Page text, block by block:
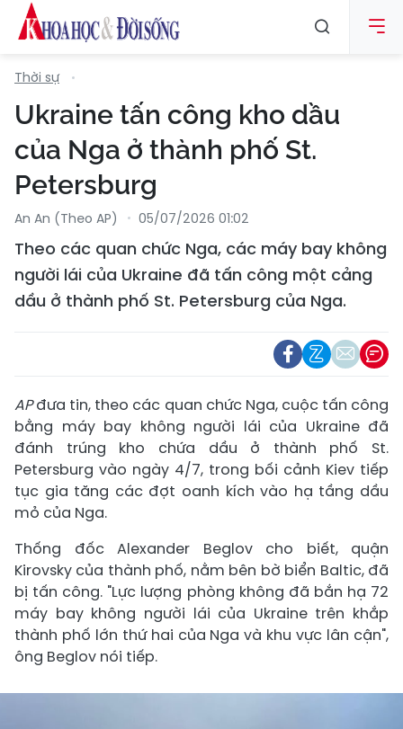
Thời sự
Ukraine tấn công kho dầu
của Nga ở thành phố St.
Petersburg
An An (Theo AP) 05/07/2026 01:02
Theo các quan chức Nga, các máy bay không
người lái của Ukraine đã tấn công một cảng
dầu ở thành phố St. Petersburg của Nga.
APđưa tin, theo các quan chức Nga, cuộc tấn công
bằng máy bay không người lái của Ukraine đã
đánh trúng kho chứa dầu ở thành phố St.
Petersburg vào ngày 4/7, trong bối cảnh Kiev tiếp
tục gia tăng các đợt oanh kích vào hạ tầng dầu
mỏ của Nga.
Thống đốc Alexander Beglov cho biết, quận
Kirovsky của thành phố, nằm bên bờ biển Baltic, đã
bị tấn công. "Lực lượng phòng không đã bắn hạ 72
máy bay không người lái của Ukraine trên khắp
thành phố lớn thứ hai của Nga và khu vực lân cận",
ông Beglov nói tiếp.